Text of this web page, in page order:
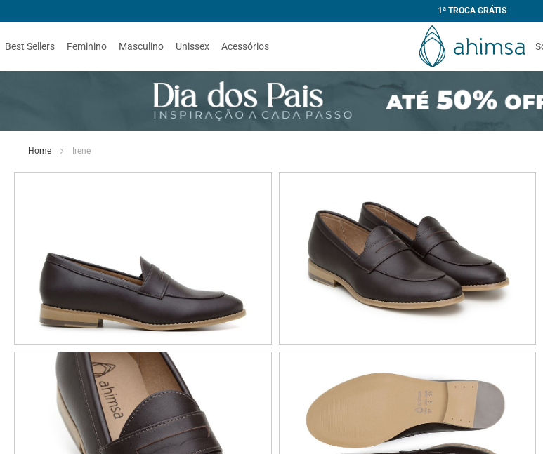
1ª TROCA GRÁTIS
Best Sellers Feminino Masculino Unissex Acessórios
Home Irene